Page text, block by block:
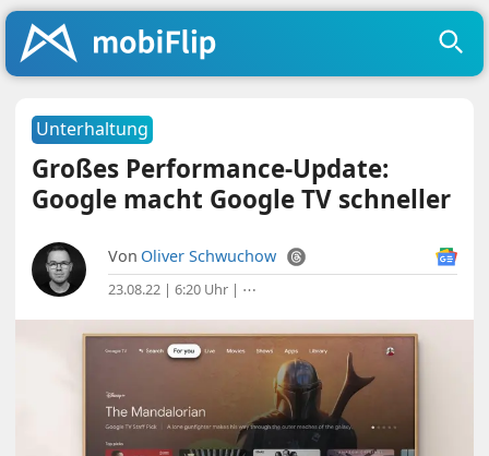
Unterhaltung
Großes Performance-Update:
Google macht Google TV schneller
Von Oliver Schwuchow
23.08.22 | 6:20 Uhr | ⋯